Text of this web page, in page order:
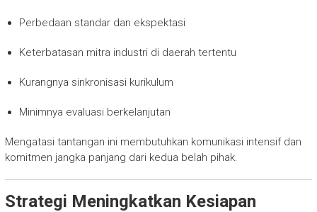
Perbedaan standar dan ekspektasi
Keterbatasan mitra industri di daerah tertentu
Kurangnya sinkronisasi kurikulum
Minimnya evaluasi berkelanjutan
Mengatasi tantangan ini membutuhkan komunikasi intensif dan
komitmen jangka panjang dari kedua belah pihak.
Strategi Meningkatkan Kesiapan